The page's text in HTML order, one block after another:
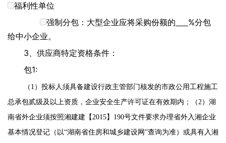
福利性单位
强制分包：大型企业应将采购份额的
%分包
给中小企业。
3、供应商特定资格条件：
包1:
（ 1）投标人须具备建设行政主管部门核发的市政公用工程施工
总承包贰级及以上资质，企业安全生产许可证在有效期内；（2）湖
南省外企业须按照湘建建【2015】190号文件要求办理省外入湘企业
基本情况登记（以“湖南省住房和城乡建设网”查询为准）或具有入湘